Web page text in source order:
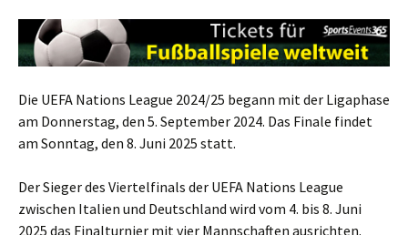
Die UEFA Nations League 2024/25 begann mit der Ligaphase
am Donnerstag, den 5. September 2024. Das Finale findet
am Sonntag, den 8. Juni 2025 statt.
Der Sieger des Viertelfinals der UEFA Nations League
zwischen Italien und Deutschland wird vom 4. bis 8. Juni
2025 das Finalturnier mit vier Mannschaften ausrichten.